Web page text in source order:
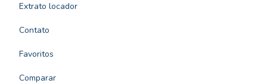
Extrato locador
Contato
Favoritos
Comparar